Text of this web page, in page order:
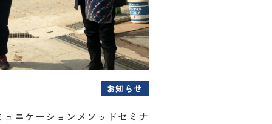
お知らせ
ュニケーションメソッドセミナ